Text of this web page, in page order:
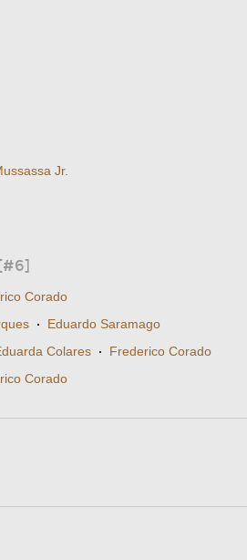
Jr.
Corado
· Eduardo Saramago
Colares · Frederico Corado
Corado